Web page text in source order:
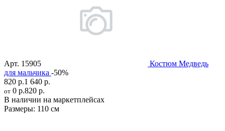
Арт. 15905
Костюм Медведь
для мальчика -50%
820 р.1 640 р.
от 0 р.820 р.
В наличии на маркетплейсах
Размеры: 110 см